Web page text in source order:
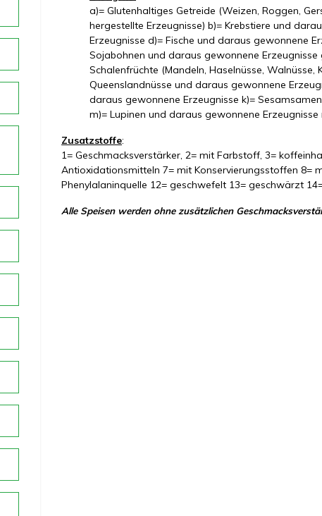
a)= Glutenhaltiges Getreide (Weizen, Roggen,
hergestellte Erzeugnisse) b)= Krebstiere und
Erzeugnisse d)= Fische und daraus gewonnene
Sojabohnen und daraus gewonnene
Schalenfrüchte (Mandeln, Haselnüsse, Walnüsse,
Queenslandnüsse und daraus gewonnene
daraus gewonnene Erzeugnisse k)=
m)= Lupinen und daraus gewonnene
Zusatzstoffe:
1= Geschmacksverstärker, 2= mit Farbstoff, 3=
Antioxidationsmitteln 7= mit Konservierungsstoffen 8=
Phenylalaninquelle 12= geschwefelt 13= geschwärzt
Alle Speisen werden ohne zusätzlichen